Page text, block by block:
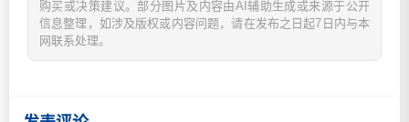
购买或决策建议。部分图片及内容由AI辅助生成或来源于公开
信息整理，如涉及版权或内容问题，请在发布之日起7日内与本
网联系处理。